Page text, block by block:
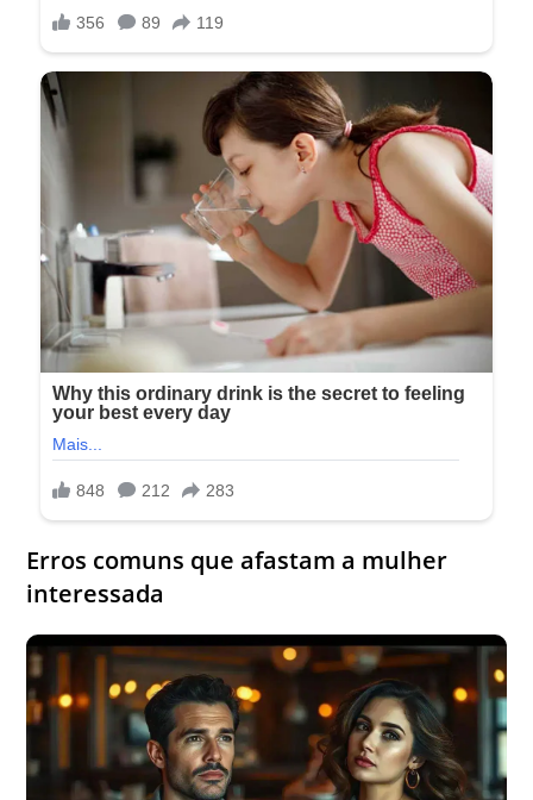
Erros comuns que afastam a mulher
interessada